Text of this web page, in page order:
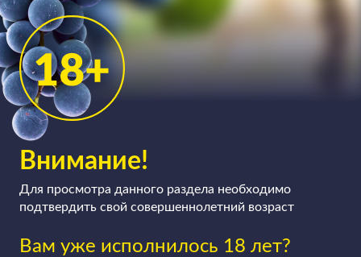
Внимание!
Для просмотра данного раздела необходимо
подтвердить свой совершеннолетний возраст
Вам уже исполнилось 18 лет?
сухими, полусухими, полусладкими и сладкими, если
виноград содержал так много сахара, что дрожжи не
справились.